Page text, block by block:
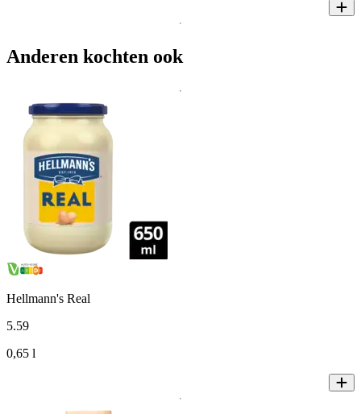
Anderen kochten ook
Hellmann's Real
5.59
0,65 l